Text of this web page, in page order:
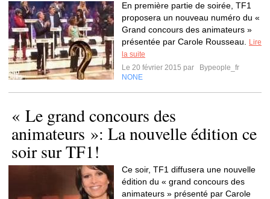
En première partie de soirée, TF1
proposera un nouveau numéro du «
Grand concours des animateurs »
présentée par Carole Rousseau.
Lire
la suite
Le 20 février 2015 par
Bypeople_fr
NONE
« Le grand concours des
animateurs »: La nouvelle édition ce
soir sur TF1!
Ce soir, TF1 diffusera une nouvelle
édition du « grand concours des
animateurs » présenté par Carole